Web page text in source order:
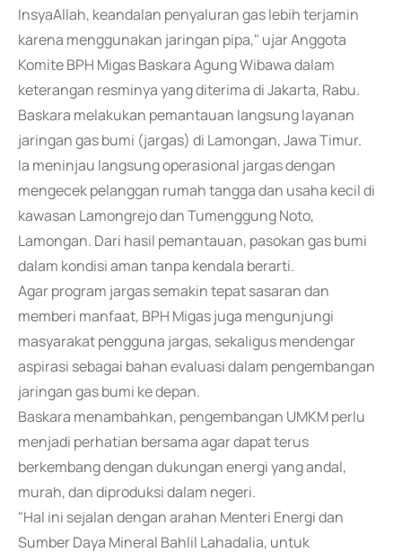
InsyaAllah, keandalan penyaluran gas lebih terjamin
karena menggunakan jaringan pipa," ujar Anggota
Komite BPH Migas Baskara Agung Wibawa dalam
keterangan resminya yang diterima di Jakarta, Rabu.
Baskara melakukan pemantauan langsung layanan
jaringan gas bumi (jargas) di Lamongan, Jawa Timur.
Ia meninjau langsung operasional jargas dengan
mengecek pelanggan rumah tangga dan usaha kecil di
kawasan Lamongrejo dan Tumenggung Noto,
Lamongan. Dari hasil pemantauan, pasokan gas bumi
dalam kondisi aman tanpa kendala berarti.
Agar program jargas semakin tepat sasaran dan
memberi manfaat, BPH Migas juga mengunjungi
masyarakat pengguna jargas, sekaligus mendengar
aspirasi sebagai bahan evaluasi dalam pengembangan
jaringan gas bumi ke depan.
Baskara menambahkan, pengembangan UMKM perlu
menjadi perhatian bersama agar dapat terus
berkembang dengan dukungan energi yang andal,
murah, dan diproduksi dalam negeri.
"Hal ini sejalan dengan arahan Menteri Energi dan
Sumber Daya Mineral Bahlil Lahadalia, untuk